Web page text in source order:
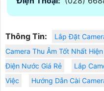
Thông Tin: Lắp Đặt
Camera Thu Âm Tốt Nhất
Điện Nước Giá Rẻ
Lắp
Việc
Hướng Dẫn Cài